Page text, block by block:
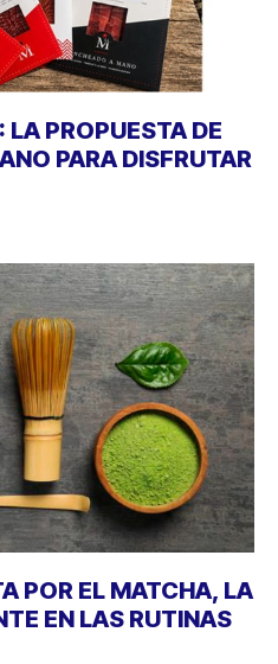
PROPUESTA DE
PARA DISFRUTAR
POR EL MATCHA, LA
EN LAS RUTINAS